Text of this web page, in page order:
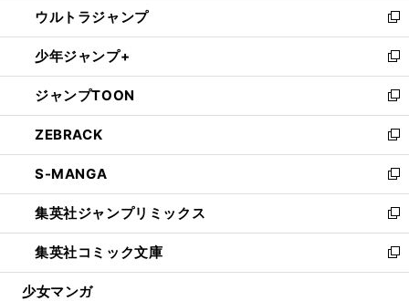
く
で
開
く
ド
ウ
で
開
く
ィ
ン
ド
ウ
で
開
く
い
ウ
ィ
ン
ド
ウ
で
開
く
ウルトラジャンプ
新
し
い
ウ
ィ
ン
ド
ウ
で
開
く
少年ジャンプ+
新
し
い
ウ
ィ
ン
ド
ウ
で
開
く
ジャンプTOON
新
し
い
ウ
ィ
ン
ド
ウ
で
開
ZEBRACK
新
し
い
ウ
ィ
ン
ド
ウ
S-MANGA
新
し
い
ウ
ィ
ン
集英社ジャンプリミックス
新
し
い
ウ
集英社コミック文庫
新
し
少女マンガ